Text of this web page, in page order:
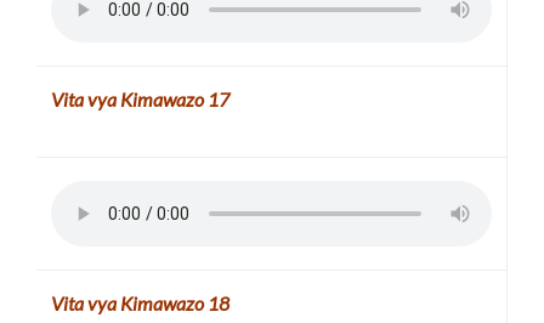
Vita vya Kimawazo17
Vita vya Kimawazo18